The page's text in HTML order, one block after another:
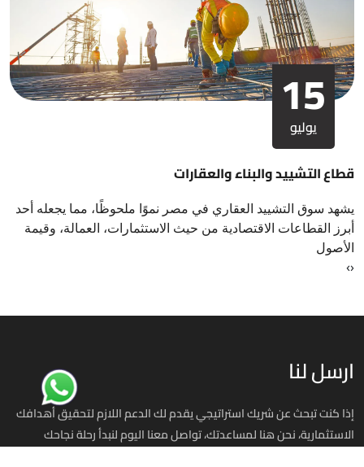
15
يوليو
قطاع التشييد والبناء والعقارات
يشهد سوق التشييد العقاري في مصر نموًا ملحوظًا، مما يجعله أحد
أبرز القطاعات الاقتصادية من حيث الاستثمارات، العمالة، وقيمة
الأصول
‹
›
ارسل لنا
إذا كنت تبحث عن شريك استراتيجي يقدم لك الدعم اللازم لتحقيق أهدافك
الاستثمارية، نحن هنا لمساعدتك، تواصل معنا اليوم لنبدأ رحلة نجاحك